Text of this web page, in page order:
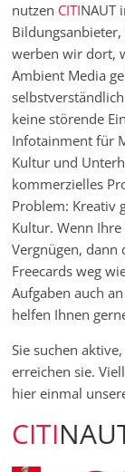
nutzen CITINAUT
werben wir dort,
Ambient Media
keine störende
Infotainment für
Kultur und
kommerzielles
Problem: Kreativ
Kultur. Wenn Ihre
Vergnügen, dann
Freecards weg
Aufgaben auch
helfen Ihnen
Sie suchen
erreichen sie.
hier einmal
CITI